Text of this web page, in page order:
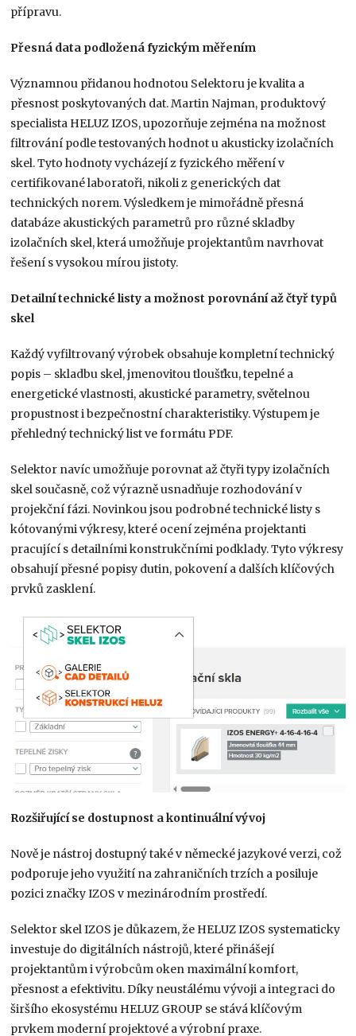
přípravu.
Přesná data podložená fyzickým měřením
Významnou přidanou hodnotou Selektoru je kvalita a
přesnost poskytovaných dat. Martin Najman, produktový
specialista HELUZ IZOS, upozorňuje zejména na možnost
filtrování podle testovaných hodnot u akusticky izolačních
skel. Tyto hodnoty vycházejí z fyzického měření v
certifikované laboratoři, nikoli z generických dat
technických norem. Výsledkem je mimořádně přesná
databáze akustických parametrů pro různé skladby
izolačních skel, která umožňuje projektantům navrhovat
řešení s vysokou mírou jistoty.
Detailní technické listy a možnost porovnání až čtyř typů
skel
Každý vyfiltrovaný výrobek obsahuje kompletní technický
popis – skladbu skel, jmenovitou tloušťku, tepelné a
energetické vlastnosti, akustické parametry, světelnou
propustnost i bezpečnostní charakteristiky. Výstupem je
přehledný technický list ve formátu PDF.
Selektor navíc umožňuje porovnat až čtyři typy izolačních
skel současně, což výrazně usnadňuje rozhodování v
projekční fázi. Novinkou jsou podrobné technické listy s
kótovanými výkresy, které ocení zejména projektanti
pracující s detailními konstrukčními podklady. Tyto výkresy
obsahují přesné popisy dutin, pokovení a dalších klíčových
prvků zasklení.
Rozšiřující se dostupnost a kontinuální vývoj
Nově je nástroj dostupný také v německé jazykové verzi, což
podporuje jeho využití na zahraničních trzích a posiluje
pozici značky IZOS v mezinárodním prostředí.
Selektor skel IZOS je důkazem, že HELUZ IZOS systematicky
investuje do digitálních nástrojů, které přinášejí
projektantům i výrobcům oken maximální komfort,
přesnost a efektivitu. Díky neustálému vývoji a integraci do
širšího ekosystému HELUZ GROUP se stává klíčovým
prvkem moderní projektové a výrobní praxe.